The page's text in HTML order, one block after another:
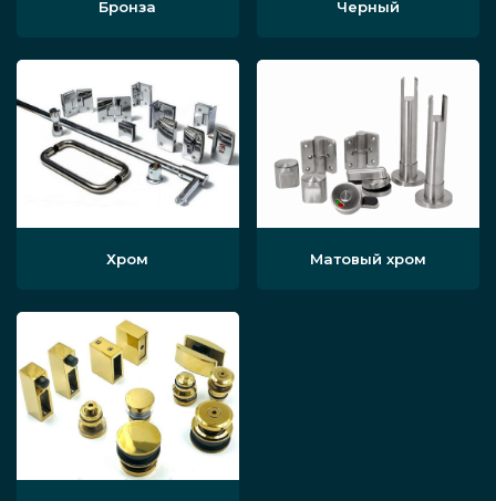
Бронза Черный
Хром Матовый хром